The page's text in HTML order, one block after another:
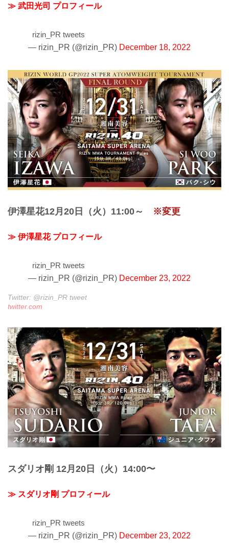
≫ 武田光司 プロフィール
rizin_PR tweets
— rizin_PR (@rizin_PR) December 18, 2022
伊澤星花12月20日（火）11:00～ ※変更
≫ 伊澤星花 プロフィール
rizin_PR tweets
— rizin_PR (@rizin_PR) December 23, 2022
Twitter: @rizin_PR tweet
twitter.com
スダリオ剛 12月20日（火）14:00〜
≫ スダリオ剛 プロフィール
rizin_PR tweets
— rizin_PR (@rizin_PR) December 23, 2022